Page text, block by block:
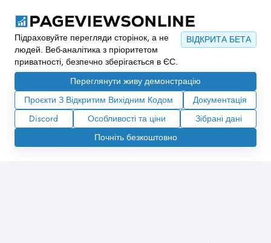
ВІДКРИТА БЕТА
Підраховуйте перегляди сторінок, а не
людей. Веб-аналітика з пріоритетом
приватності, безпечно зберігається в ЄС.
Переглянути живу демонстрацію
Проєкти З Відкритим Вихідним Кодом
Документація
Discord
Особливості та ціни
Зібрані дані
Почніть безкоштовно